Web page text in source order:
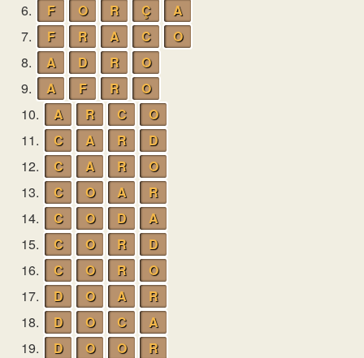
6.
F O R Ç
A
7.
F R A C
O
8.
A D R
O
9.
A F R
O
10.
A R C
O
11.
C A R
D
12.
C A R
O
13.
C O A
R
14.
C O D
A
15.
C O R
D
16.
C O R
O
17.
D O A
R
18.
D O C
A
19.
D O O
R